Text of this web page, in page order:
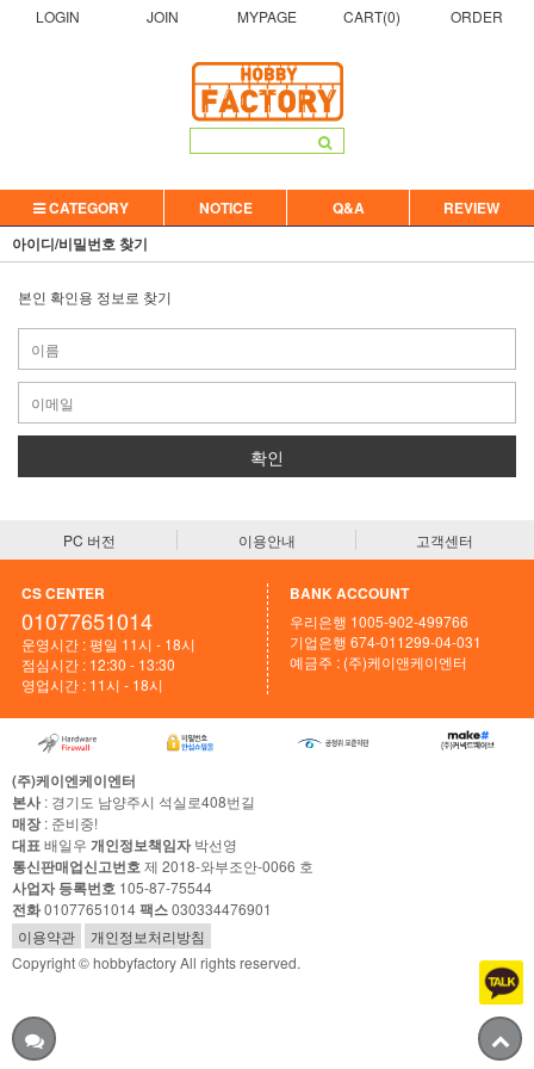
LOGIN JOIN MYPAGE CART(0) ORDER
CATEGORY NOTICE Q&A
REVIEW
아이디/비밀번호 찾기
본인 확인용 정보로 찾기
확인
PC 버전 이용안내 고객센터
CS CENTER
01077651014
운영시간 : 평일 11시 - 18시
점심시간 : 12:30 - 13:30
영업시간 : 11시 - 18시
BANK ACCOUNT
우리은행 1005-902-499766
기업은행 674-011299-04-031
예금주 : (주)케이앤케이엔터
(주)케이엔케이엔터
본사: 경기도 남양주시 석실로408번길
매장: 준비중!
대표배일우 개인정보책임자박선영
통신판매업신고번호제 2018-와부조안-0066 호
사업자 등록번호 105-87-75544
전화01077651014팩스030334476901
이용약관
개인정보처리방침
Copyright © hobbyfactory All rights reserved.